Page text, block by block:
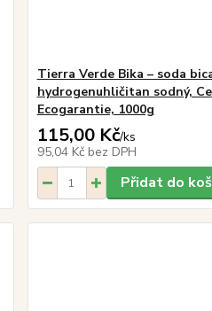
Tierra Verde Bika – soda
hydrogenuhličitan sodný,
Ecogarantie, 1000g
115,00 Kč/ks
95,04 Kč bez DPH
Přidat do